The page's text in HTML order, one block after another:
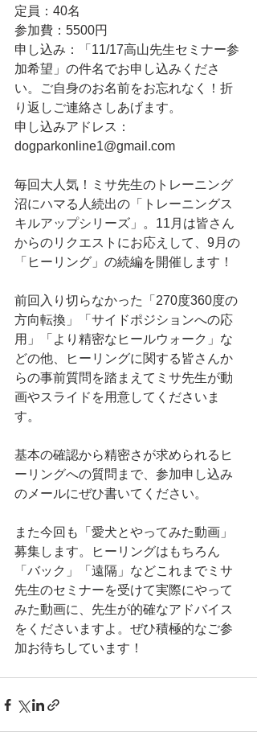
定員：40名
参加費：5500円
申し込み：「11/17高山先生セミナー参
加希望」の件名でお申し込みくださ
い。ご自身のお名前をお忘れなく！折
り返しご連絡さしあげます。
申し込みアドレス：
dogparkonline1@gmail.com
毎回大人気！ミサ先生のトレーニング
沼にハマる人続出の「トレーニングス
キルアップシリーズ」。11月は皆さん
からのリクエストにお応えして、9月の
「ヒーリング」の続編を開催します！
前回入り切らなかった「270度360度の
方向転換」「サイドポジションへの応
用」「より精密なヒールウォーク」な
どの他、ヒーリングに関する皆さんか
らの事前質問を踏まえてミサ先生が動
画やスライドを用意してくださいま
す。
基本の確認から精密さが求められるヒ
ーリングへの質問まで、参加申し込み
のメールにぜひ書いてください。
また今回も「愛犬とやってみた動画」
募集します。ヒーリングはもちろん
「バック」「遠隔」などこれまでミサ
先生のセミナーを受けて実際にやって
みた動画に、先生が的確なアドバイス
をくださいますよ。ぜひ積極的なご参
加お待ちしています！